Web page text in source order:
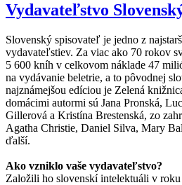
Vydavateľstvo
Slovenský spisovateľ je jedno z
vydavateľstiev. Za viac ako 70 rokov
5 600 kníh v celkovom náklade 47
na vydávanie beletrie, a to pôvodnej
najznámejšou edíciou je Zelená
domácimi autormi sú Jana Pronská,
Gillerová a Kristína Brestenská, zo
Agatha Christie, Daniel Silva, Mary
ďalší.
Ako vzniklo vaše vydavateľstvo?
Založili ho slovenskí intelektuáli v